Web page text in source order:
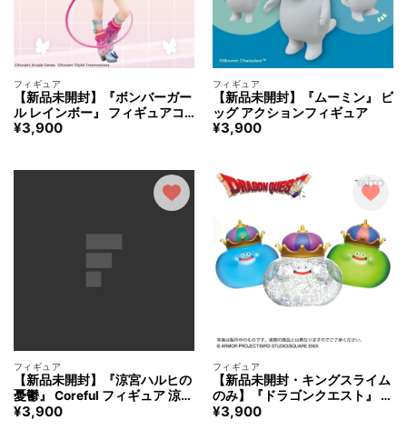
フィギュア
【新品未開封】『ボンバーガー
ル レインボー』 フィギュアコ
レクション 最愛チアモ フィギ
¥3,900
フィギュア
【新品未開封】『ムーミン』 ビ
ッグ アクションフィギュア
¥3,900
フィギュア
【新品未開封】『涼宮ハルヒの
憂鬱』 Coreful フィギュア 涼宮
ハルヒ フィギュア
¥3,900
フィギュア
【新品未開封・キングスライム
のみ】『ドラゴンクエスト』 A
M ビッグクリアフィギュア キ
¥3,900